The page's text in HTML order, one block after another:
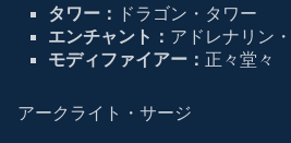
タワー：
ドラゴン・タワー
エンチャント： アドレナリン
モディファイアー： 正々堂々
アークライト・サージ